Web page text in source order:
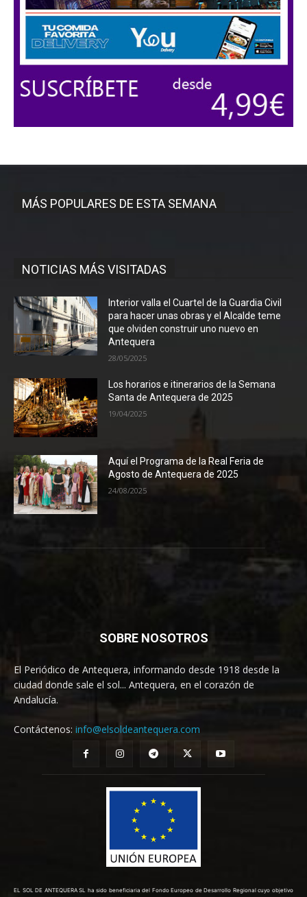
MÁS POPULARES DE ESTA SEMANA
NOTICIAS MÁS VISITADAS
Interior valla el Cuartel de la Guardia Civil
para hacer unas obras y el Alcalde teme
que olviden construir uno nuevo en
Antequera
28/05/2025
Los horarios e itinerarios de la Semana
Santa de Antequera de 2025
19/04/2025
Aquí el Programa de la Real Feria de
Agosto de Antequera de 2025
24/08/2025
SOBRE NOSOTROS
El Periódico de Antequera, informando desde 1918 desde la
ciudad donde sale el sol... Antequera, en el corazón de
Andalucía.
Contáctenos: info@elsoldeantequera.com
EL SOL DE ANTEQUERA SL ha sido beneficiaria del Fondo Europeo de Desarrollo Regional cuyo objetivo